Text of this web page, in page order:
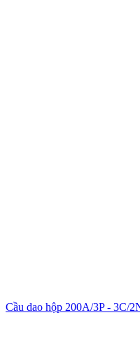
Cầu dao hộp 200A/3P - 3C/